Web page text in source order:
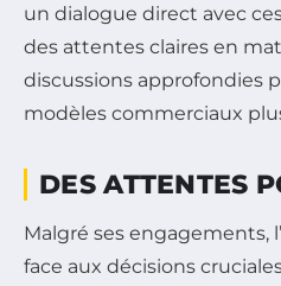
un dialogue direct avec
des attentes claires en
discussions approfondies
modèles commerciaux
DES ATTENTES
Malgré ses engagements,
face aux décisions